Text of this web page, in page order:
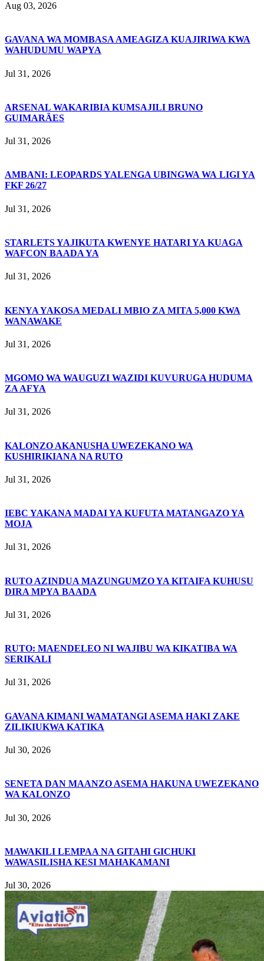
Aug 03, 2026
GAVANA WA MOMBASA AMEAGIZA KUAJIRIWA KWA
WAHUDUMU WAPYA
Jul 31, 2026
ARSENAL WAKARIBIA KUMSAJILI BRUNO
GUIMARÃES
Jul 31, 2026
AMBANI: LEOPARDS YALENGA UBINGWA WA LIGI YA
FKF 26/27
Jul 31, 2026
STARLETS YAJIKUTA KWENYE HATARI YA KUAGA
WAFCON BAADA YA
Jul 31, 2026
KENYA YAKOSA MEDALI MBIO ZA MITA 5,000 KWA
WANAWAKE
Jul 31, 2026
MGOMO WA WAUGUZI WAZIDI KUVURUGA HUDUMA
ZA AFYA
Jul 31, 2026
KALONZO AKANUSHA UWEZEKANO WA
KUSHIRIKIANA NA RUTO
Jul 31, 2026
IEBC YAKANA MADAI YA KUFUTA MATANGAZO YA
MOJA
Jul 31, 2026
RUTO AZINDUA MAZUNGUMZO YA KITAIFA KUHUSU
DIRA MPYA BAADA
Jul 31, 2026
RUTO: MAENDELEO NI WAJIBU WA KIKATIBA WA
SERIKALI
Jul 31, 2026
GAVANA KIMANI WAMATANGI ASEMA HAKI ZAKE
ZILIKIUKWA KATIKA
Jul 30, 2026
SENETA DAN MAANZO ASEMA HAKUNA UWEZEKANO
WA KALONZO
Jul 30, 2026
MAWAKILI LEMPAA NA GITAHI GICHUKI
WAWASILISHA KESI MAHAKAMANI
Jul 30, 2026